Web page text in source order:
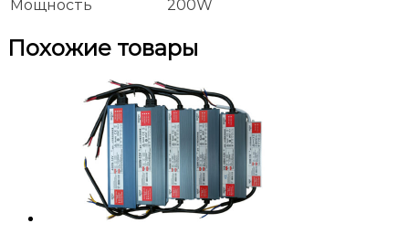
Мощность
200W
Похожие товары